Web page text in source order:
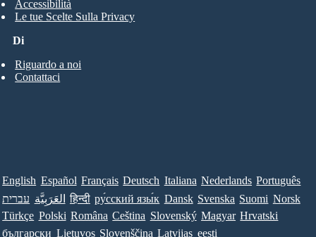
Di
Riguardo a noi
Contattaci
Accessibilità
Le tue Scelte Sulla Privacy
English Español Français Deutsch Italiana Nederlands Português
עברית العَرَبِيَّة हिन्दी ру́сский язы́к Dansk Svenska Suomi Norsk
Türkçe Polski Româna Ceština Slovenský Magyar Hrvatski
български Lietuvos Slovenščina Latvijas eesti